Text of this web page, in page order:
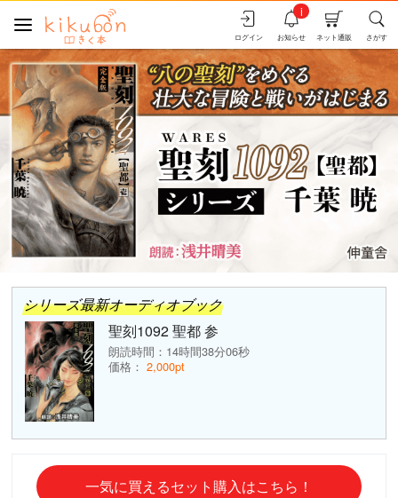
さがす
ネット通販
お知らせ
i
ログイン
シリーズ最新オーディオブック
聖刻1092 聖都 参
朗読時間：14時間38分06秒
価格：2,000pt
一気に買えるセット購入はこちら！